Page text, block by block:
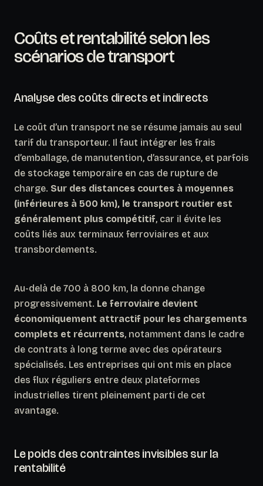
Coûts et rentabilité selon les
scénarios de transport
Analyse des coûts directs et indirects
Le coût d’un transport ne se résume jamais au seul
tarif du transporteur. Il faut intégrer les frais
d’emballage, de manutention, d’assurance, et parfois
de stockage temporaire en cas de rupture de
charge. Sur des distances courtes à moyennes
(inférieures à 500 km), le transport routier est
généralement plus compétitif, car il évite les
coûts liés aux terminaux ferroviaires et aux
transbordements.
Au-delà de 700 à 800 km, la donne change
progressivement. Le ferroviaire devient
économiquement attractif pour les chargements
complets et récurrents, notamment dans le cadre
de contrats à long terme avec des opérateurs
spécialisés. Les entreprises qui ont mis en place
des flux réguliers entre deux plateformes
industrielles tirent pleinement parti de cet
avantage.
Le poids des contraintes invisibles sur la
rentabilité